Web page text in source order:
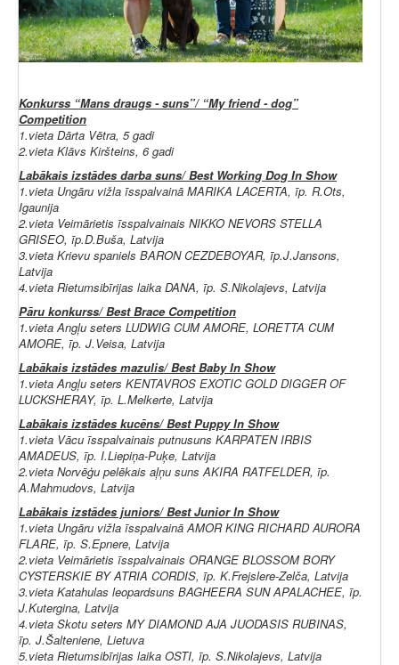
Konkurss “Mans draugs - suns”/ “My friend - dog”
Competition
1.vieta Dārta Vētra, 5 gadi
2.vieta Klāvs Kiršteins, 6 gadi
Labākais izstādes darba suns/ Best Working Dog In Show
1.vieta Ungāru vižla īsspalvainā MARIKA LACERTA, īp. R.Ots,
Igaunija
2.vieta Veimārietis īsspalvainais NIKKO NEVORS STELLA
GRISEO, īp.D.Buša, Latvija
3.vieta Krievu spaniels BARON CEZDEBOYAR, īp.J.Jansons,
Latvija
4.vieta Rietumsibīrijas laika DANA, īp. S.Nikolajevs, Latvija
Pāru konkurss/ Best Brace Competition
1.vieta Angļu seters LUDWIG CUM AMORE, LORETTA CUM
AMORE, īp. J.Veisa, Latvija
Labākais izstādes mazulis/ Best Baby In Show
1.vieta Angļu seters KENTAVROS EXOTIC GOLD DIGGER OF
LUCKSHERAY, īp. L.Melkerte, Latvija
Labākais izstādes kucēns/ Best Puppy In Show
1.vieta Vācu īsspalvainais putnusuns KARPATEN IRBIS
AMADEUS, īp. I.Liepiņa-Puķe, Latvija
2.vieta Norvēģu pelēkais aļņu suns AKIRA RATFELDER, īp.
A.Mahmudovs, Latvija
Labākais izstādes juniors/ Best Junior In Show
1.vieta Ungāru vižla īsspalvainā AMOR KING RICHARD AURORA
FLARE, īp. S.Epnere, Latvija
2.vieta Veimārietis īsspalvainais ORANGE BLOSSOM BORY
CYSTERSKIE BY ATRIA CORDIS, īp. K.Frejslere-Zelča, Latvija
3.vieta Katahulas leopardsuns BAGHEERA SUN APALACHEE, īp.
J.Kutergina, Latvija
4.vieta Skotu seters MY DIAMOND AJA JUODASIS RUBINAS,
īp. J.Šalteniene, Lietuva
5.vieta Rietumsibīrijas laika OSTI, īp. S.Nikolajevs, Latvija